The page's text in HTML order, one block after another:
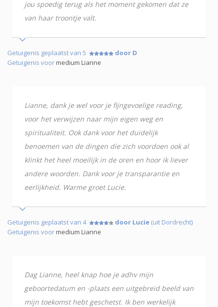
jou spoedig terug als het moment gekomen dat ze
van haar troontje valt.
Getuigenis geplaatst van 5
door D
Getuigenis voormedium Lianne
Lianne, dank je wel voor je fijngevoelige reading,
voor het verwijzen naar mijn eigen weg en
spiritualiteit. Ook dank voor het duidelijk
benoemen van de dingen die zich voordoen ook al
klinkt het heel moeilijk in de oren en hoor ik liever
andere woorden. Dank voor je transparantie en
eerlijkheid. Warme groet Lucie.
Getuigenis geplaatst van 4 door Lucie (uit Dordrecht)
Getuigenis voormedium Lianne
Dag Lianne, heel knap hoe je adhv mijn
geboortedatum en -plaats een uitgebreid beeld van
mijn toekomst hebt geschetst. Ik ben werkelijk